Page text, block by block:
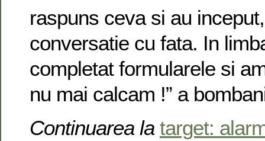
raspuns ceva si au
conversatie cu fata. In
completat formularele si
nu mai calcam !” a
Continuarea la target: